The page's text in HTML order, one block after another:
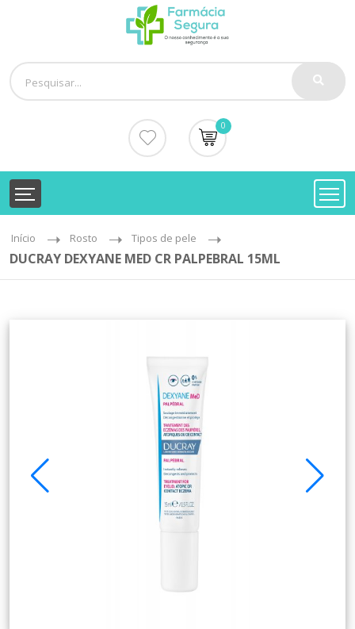
0
Início Rosto Tipos de pele
DUCRAY DEXYANE MED CR PALPEBRAL 15ML